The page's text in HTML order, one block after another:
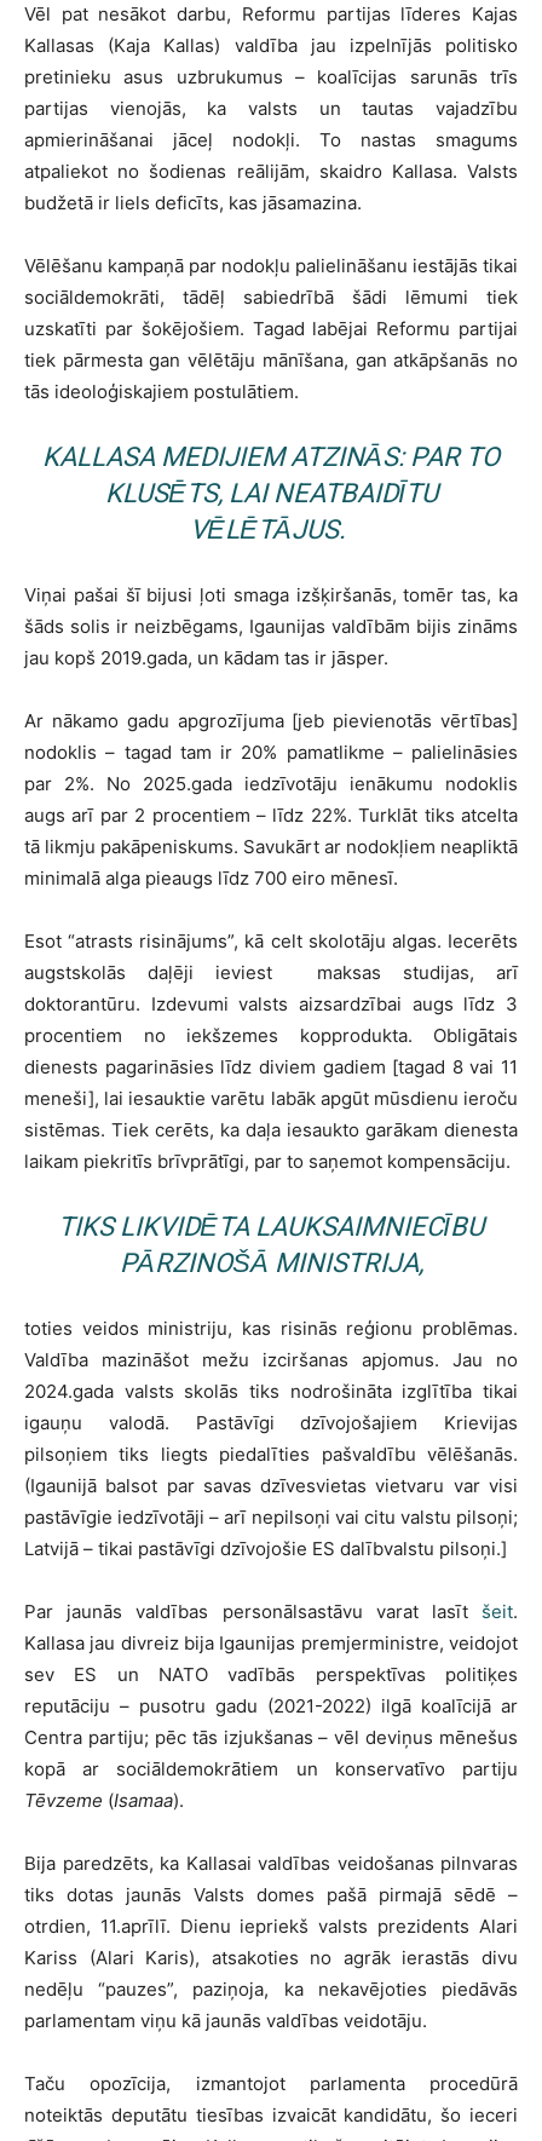
Vēl pat nesākot darbu, Reformu partijas līderes Kajas
Kallasas (Kaja Kallas) valdība jau izpelnījās politisko
pretinieku asus uzbrukumus – koalīcijas sarunās trīs
partijas vienojās, ka valsts un tautas vajadzību
apmierināšanai jāceļ nodokļi. To nastas smagums
atpaliekot no šodienas reālijām, skaidro Kallasa. Valsts
budžetā ir liels deficīts, kas jāsamazina.
Vēlēšanu kampaņā par nodokļu palielināšanu iestājās tikai
sociāldemokrāti, tādēļ sabiedrībā šādi lēmumi tiek
uzskatīti par šokējošiem. Tagad labējai Reformu partijai
tiek pārmesta gan vēlētāju mānīšana, gan atkāpšanās no
tās ideoloģiskajiem postulātiem.
KALLASA MEDIJIEM ATZINĀS: PAR TO
KLUSĒTS, LAI NEATBAIDĪTU
VĒLĒTĀJUS.
Viņai pašai šī bijusi ļoti smaga izšķiršanās, tomēr tas, ka
šāds solis ir neizbēgams, Igaunijas valdībām bijis zināms
jau kopš 2019.gada, un kādam tas ir jāsper.
Ar nākamo gadu apgrozījuma [jeb pievienotās vērtības]
nodoklis – tagad tam ir 20% pamatlikme – palielināsies
par 2%. No 2025.gada iedzīvotāju ienākumu nodoklis
augs arī par 2 procentiem – līdz 22%. Turklāt tiks atcelta
tā likmju pakāpeniskums. Savukārt ar nodokļiem neapliktā
minimalā alga pieaugs līdz 700 eiro mēnesī.
Esot “atrasts risinājums”, kā celt skolotāju algas. Iecerēts
augstskolās daļēji ieviest maksas studijas, arī
doktorantūru. Izdevumi valsts aizsardzībai augs līdz 3
procentiem no iekšzemes kopprodukta. Obligātais
dienests pagarināsies līdz diviem gadiem [tagad 8 vai 11
meneši], lai iesauktie varētu labāk apgūt mūsdienu ieroču
sistēmas. Tiek cerēts, ka daļa iesaukto garākam dienesta
laikam piekritīs brīvprātīgi, par to saņemot kompensāciju.
TIKS LIKVIDĒTA LAUKSAIMNIECĪBU
PĀRZINOŠĀ MINISTRIJA,
toties veidos ministriju, kas risinās reģionu problēmas.
Valdība mazināšot mežu izciršanas apjomus. Jau no
2024.gada valsts skolās tiks nodrošināta izglītība tikai
igauņu valodā. Pastāvīgi dzīvojošajiem Krievijas
pilsoņiem tiks liegts piedalīties pašvaldību vēlēšanās.
(Igaunijā balsot par savas dzīvesvietas vietvaru var visi
pastāvīgie iedzīvotāji – arī nepilsoņi vai citu valstu pilsoņi;
Latvijā – tikai pastāvīgi dzīvojošie ES dalībvalstu pilsoņi.]
Par jaunās valdības personālsastāvu varat lasīt šeit.
Kallasa jau divreiz bija Igaunijas premjerministre, veidojot
sev ES un NATO vadībās perspektīvas politiķes
reputāciju – pusotru gadu (2021-2022) ilgā koalīcijā ar
Centra partiju; pēc tās izjukšanas – vēl deviņus mēnešus
kopā ar sociāldemokrātiem un konservatīvo partiju
Tēvzeme (Isamaa).
Bija paredzēts, ka Kallasai valdības veidošanas pilnvaras
tiks dotas jaunās Valsts domes pašā pirmajā sēdē –
otrdien, 11.aprīlī. Dienu iepriekš valsts prezidents Alari
Kariss (Alari Karis), atsakoties no agrāk ierastās divu
nedēļu “pauzes”, paziņoja, ka nekavējoties piedāvās
parlamentam viņu kā jaunās valdības veidotāju.
Taču opozīcija, izmantojot parlamenta procedūrā
noteiktās deputātu tiesības izvaicāt kandidātu, šo ieceri